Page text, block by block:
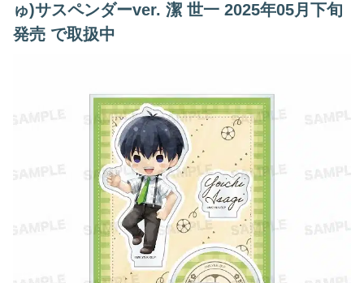
ゅ)サスペンダーver. 潔 世一 2025年05月下旬
発売 で取扱中